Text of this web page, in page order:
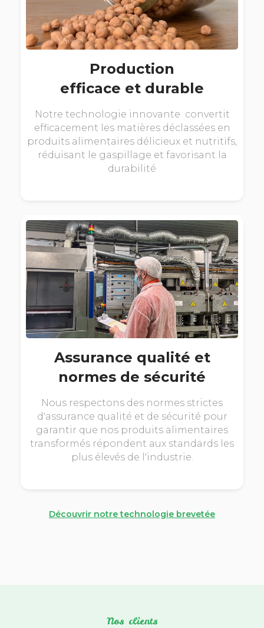
Production
efficace et durable
Notre technologie innovante convertit
efficacement les matières déclassées en
produits alimentaires délicieux et nutritifs,
réduisant le gaspillage et favorisant la
durabilité
Assurance qualité et
normes de sécurité
Nous respectons des normes strictes
d'assurance qualité et de sécurité pour
garantir que nos produits alimentaires
transformés répondent aux standards les
plus élevés de l'industrie.
Découvrir notre technologie brevetée
Nos clients